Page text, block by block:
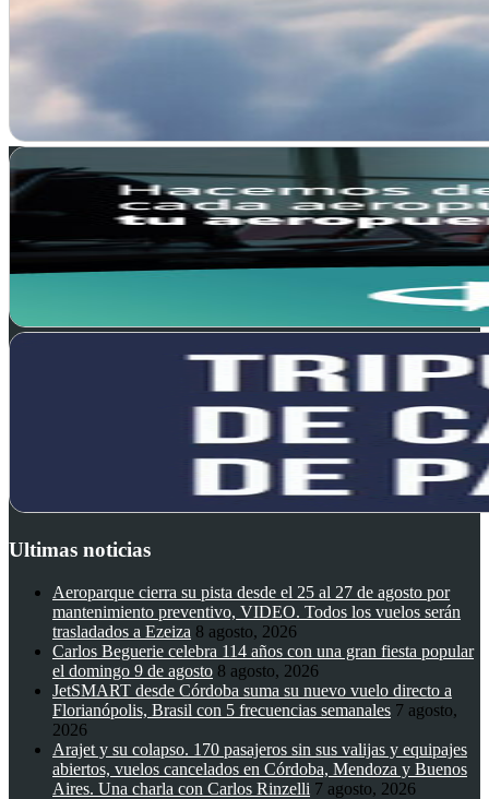
Ultimas noticias
Aeroparque cierra su pista desde el 25 al 27 de agosto por
mantenimiento preventivo, VIDEO. Todos los vuelos serán
trasladados a Ezeiza 8 agosto, 2026
Carlos Beguerie celebra 114 años con una gran fiesta popular
el domingo 9 de agosto 8 agosto, 2026
JetSMART desde Córdoba suma su nuevo vuelo directo a
Florianópolis, Brasil con 5 frecuencias semanales 7 agosto,
2026
Arajet y su colapso. 170 pasajeros sin sus valijas y equipajes
abiertos, vuelos cancelados en Córdoba, Mendoza y Buenos
Aires. Una charla con Carlos Rinzelli 7 agosto, 2026